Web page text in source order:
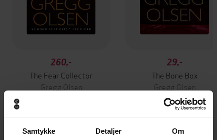
Samtykke Detaljer Om
260,-
The Fear Collector
Gregg Olsen
29,-
The Bone Box
Gregg Olsen
EBOK